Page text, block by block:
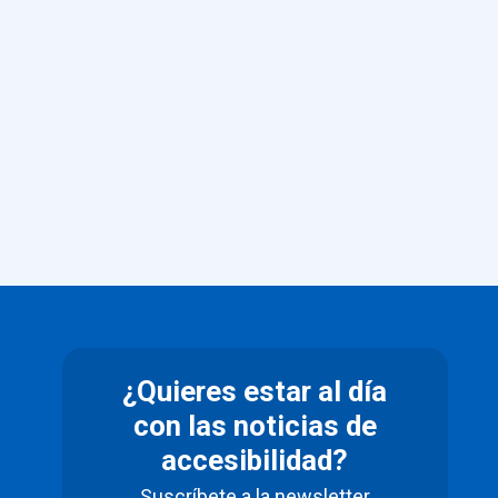
¿Quieres estar al día
con las noticias de
accesibilidad?